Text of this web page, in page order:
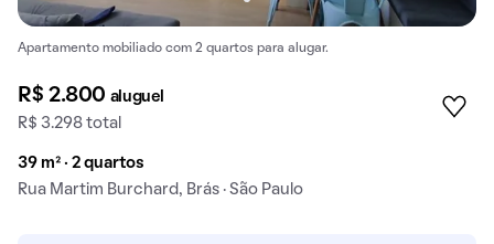
Apartamento mobiliado com 2 quartos para alugar.
R$ 2.800 aluguel
R$ 3.298 total
39 m² · 2 quartos
Rua Martim Burchard, Brás · São Paulo